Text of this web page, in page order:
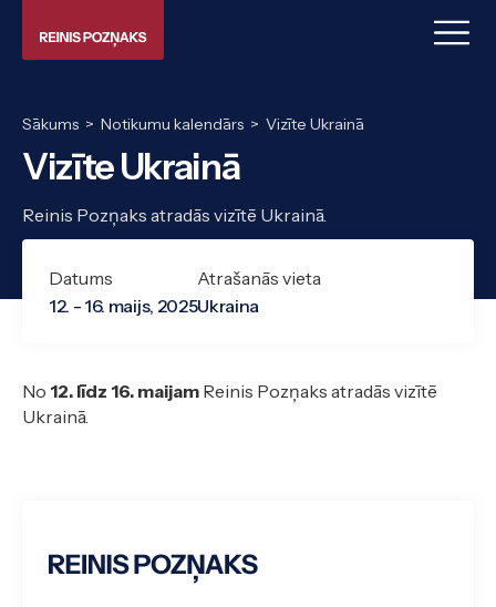
Sākums > Notikumu kalendārs > Vizīte Ukrainā
Vizīte Ukrainā
Reinis Pozņaks atradās vizītē Ukrainā.
Datums
12. - 16. maijs, 2025
Atrašanās vieta
Ukraina
No 12. līdz 16. maijam Reinis Pozņaks atradās vizītē
Ukrainā.